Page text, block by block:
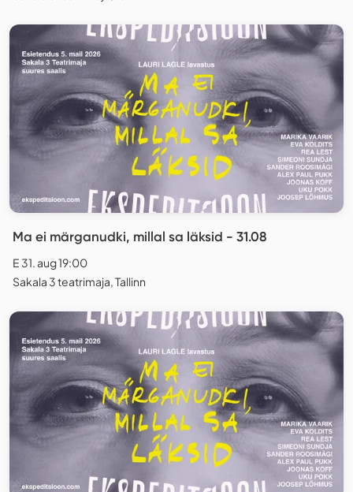
Ma ei märganudki, millal sa läksid - 31.08
E 31. aug 19:00
Sakala 3 teatrimaja, Tallinn